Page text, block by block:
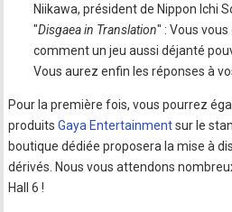
Niikawa, président de Nippon Ichi
"Disgaea in Translation" : Vous
comment un jeu aussi déjanté
Vous aurez enfin les réponses à
Pour la première fois, vous pourrez
produitsGaya Entertainmentsur le
boutique dédiée proposera la mise à
dérivés. Nous vous attendons
Hall 6 !